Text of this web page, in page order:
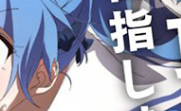
Anime in April 2026
World Season 2 July